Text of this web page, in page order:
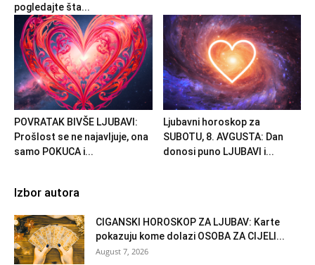
pogledajte šta...
POVRATAK BIVŠE LJUBAVI:
Prošlost se ne najavljuje, ona
samo POKUCA i...
Ljubavni horoskop za
SUBOTU, 8. AVGUSTA: Dan
donosi puno LJUBAVI i...
Izbor autora
CIGANSKI HOROSKOP ZA LJUBAV: Karte
pokazuju kome dolazi OSOBA ZA CIJELI...
August 7, 2026